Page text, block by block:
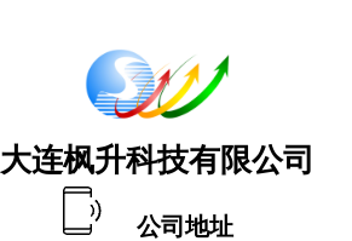
大连枫升科技有限公司
公司地址